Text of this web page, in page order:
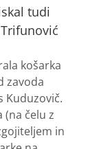
tudi
košarka
zavoda
Kuduzovič.
(na čelu z
in